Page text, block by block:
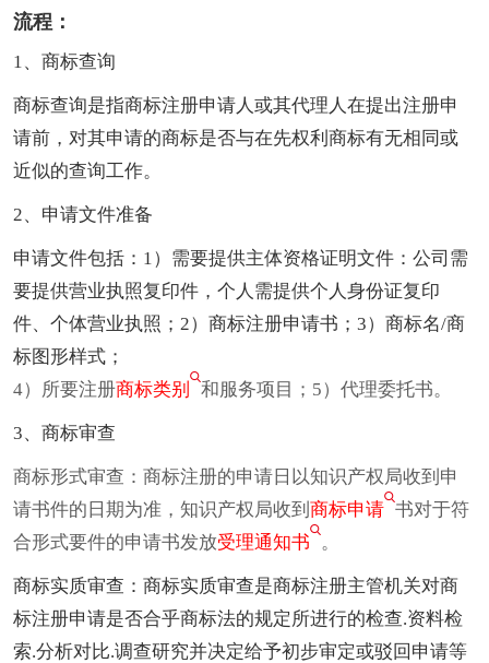
流程：
1、商标查询
商标查询是指商标注册申请人或其代理人在提出注册申
请前，对其申请的商标是否与在先权利商标有无相同或
近似的查询工作。
2、申请文件准备
申请文件包括：1）需要提供主体资格证明文件：公司需
要提供营业执照复印件，个人需提供个人身份证复印
件、个体营业执照；2）商标注册申请书；3）商标名/商
标图形样式；
4）所要注册商标类别 和服务项目；5）代理委托书。
3、商标审查
商标形式审查：商标注册的申请日以知识产权局收到申
请书件的日期为准，知识产权局收到 商标申请 书对于符
合形式要件的申请书发放受理通知书 。
商标实质审查：商标实质审查是商标注册主管机关对商
标注册申请是否合乎商标法的规定所进行的检查.资料检
索.分析对比.调查研究并决定给予初步审定或驳回申请等